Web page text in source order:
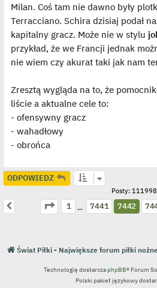
e
l
p
o
j
e
d
z
y
p
o
t
Milan. Coś tam nie dawno były
Terracciano. Schira dzisiaj podał
kapitalny gracz. Może nie w stylu
przykład, że we Francji jednak
nie wiem czy akurat taki jak nam
Zresztą wygląda na to, że
liście a aktualne cele to:
- ofensywny gracz
- wahadłowy
- obrońca
ODPOWIEDZ
Posty: 111998
Strona 7442z7467
Poprzednia 1 … 7441 7442
Świat Piłki - Największe forum piłki
Technologię dostarczaphpBB® Forum
Polski pakiet językowy